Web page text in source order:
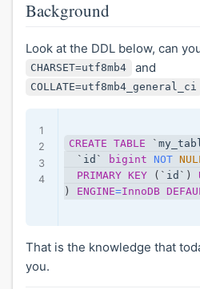
Background
Look at the DDL below, can
CHARSET=utf8mb4 and
COLLATE=utf8mb4_general_ci
CREATE TABLE `
` id ` bigint NOT
PRIMARY KEY ( ` id ` )
)
ENGINE=InnoDB
That is the knowledge that
you.